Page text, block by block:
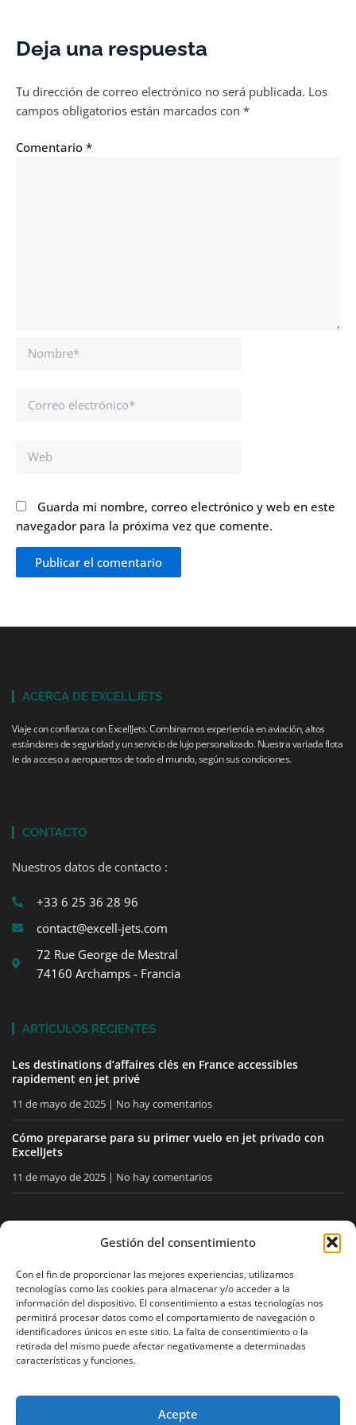
Gestión del consentimiento
Con el fin de proporcionar las mejores experiencias, utilizamos
tecnologías como las cookies para almacenar y/o acceder a la
información del dispositivo. El consentimiento a estas tecnologías nos
permitirá procesar datos como el comportamiento de navegación o
identificadores únicos en este sitio. La falta de consentimiento o la
retirada del mismo puede afectar negativamente a determinadas
características y funciones.
Acepte
Deja una respuesta
Tu dirección de correo electrónico no será publicada. Los
campos obligatorios están marcados con *
Comentario *
Nombre*
Correo
Web
Guarda mi nombre, correo electrónico y web en este
navegador para la próxima vez que comente.
ACERCA DE EXCELLJETS
Viaje con confianza con ExcellJets. Combinamos experiencia en aviación, altos
estándares de seguridad y un servicio de lujo personalizado. Nuestra variada flota
le da acceso a aeropuertos de todo el mundo, según sus condiciones.
CONTACTO
Nuestros datos de contacto :
+33 6 25 36 28 96
contact@excell-jets.com
72 Rue George de Mestral
74160 Archamps - Francia
ARTÍCULOS RECIENTES
Les destinations d’affaires clés en France accessibles
rapidement en jet privé
11 de mayo de 2025 No hay comentarios
Cómo prepararse para su primer vuelo en jet privado con
ExcellJets
11 de mayo de 2025 No hay comentarios
MANTÉNGASE INFORMADO
Reciba nuestros consejos y noticias directamente en su
buzón.
Aceptola política de privacidad